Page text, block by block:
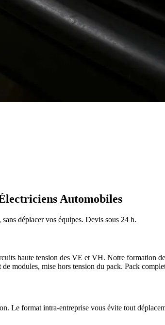
Automobiles
déplacer vos équipes. Devis sous 24 h.
haute tension des VE et VH. Notre formation
de modules, mise hors tension du pack. Pack
Le format intra-entreprise vous évite tout